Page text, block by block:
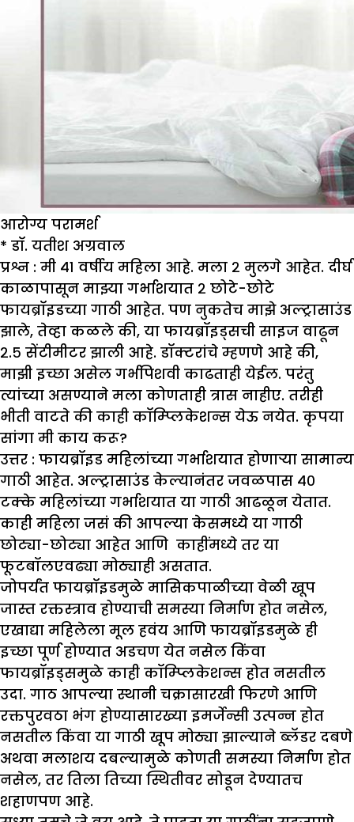
आरोग्य परामर्श
* डॉ. यतीश अग्रवाल
प्रश्न : मी ४१ वर्षीय महिला आहे. मला २ मुलगे आहेत. दीर्घ
काळापासून माझ् या गर्भाशयात २ छोटे-छोटे
फायब्रॉइडच्या गाठी आहेत. पण नुकतेच माझेअल्ट्रासाउंड
झाले, तेव्हा कळले की, या फायब्रॉइड्सची साइज वाढून
२.५ सेंटीमीटर झाली आहे. डॉक्टरांचे म्हणणे आहे की,
माझी इच्छा असेल गर्भपिशवी काढताही येईल. परंतु
त्यांच्या असण्याने मला कोणताही त्रास नाहीए. तरीही
भीती वाटते की काही कॉम्प्लिकेशन्स येऊ नयेत. कृपया
सांगा मी काय करू?
उत्तर : फायब्रॉइड महिलांच्या गर्भाशयात होणाऱ्या सामान्य
गाठी आहेत. अल्ट्रासाउंड केल्यानंतर जवळपास ४०
टक्के महिलांच्या गर्भाशयात या गाठी आढळून येतात.
काही महिला जसं की आपल्या केसमध्ये या गाठी
छोट्या-छोट्या आहेत आणि काहींमध्ये तर या
फूटबॉलएवढ्या मोठ्याही असतात.
जोपर्यंत फायब्रॉइडमुळे मासिकपाळीच्या वेळी खूप
जास्त रक्तस्त्राव होण्याची समस्या निर्माण होत नसेल,
एखाद्या महिलेला मूल हवंय आणि फायब्रॉइडमुळे ही
इच्छा पूर्ण होण्यात अडचण येत नसेल किंवा
फायब्रॉइड्समुळे काही कॉम्प्लिकेशन्स होत नसतील
उदा. गाठ आपल्या स्थानी चक्रासारखी फिरणे आणि
रक्तपुरवठा भंग होण्यासारख्या इमर्जेन्सी उत्पन्न होत
नसतील किंवा या गाठी खूप मोठ्या झाल्याने ब्लॅडर दबणे
अथवा मलाशय दबल्यामुळे कोणती समस्या निर्माण होत
नसेल, तर तिला तिच्या स्थितीवर सोडून देण्यातच
शहाणपण आहे.